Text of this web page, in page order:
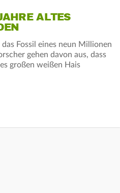
ALTES
Fossil eines neun Millionen
gehen davon aus, dass
großen weißen Hais